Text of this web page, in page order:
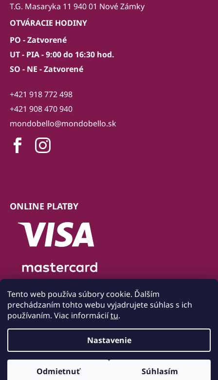
Tento web používa súbory cookie. Ďalším
prechádzaním tohto webu vyjadrujete súhlas s ich
používaním. Viac informáciítu.
Nastavenie
Odmietnuť Súhlasím
T.G. Masaryka 11 940 01 Nové Zámky
OTVÁRACIE HODINY
PO - Zatvorené
UT - PIA - 9:00 do 16:30 hod.
SO - NE - Zatvorené
+421 918 772 498
+421 908 470 940
mondobello@mondobello.sk
ONLINE PLATBY
Vytvoril Shoptet
Copyright 2026Bytový textil Mondo. Všetky práva